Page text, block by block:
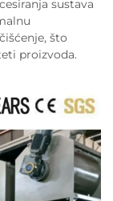
sustava
što
proizvoda.